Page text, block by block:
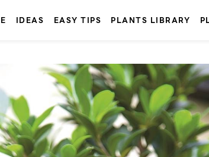
IDEAS EASY TIPS PLANTS LIBRARY